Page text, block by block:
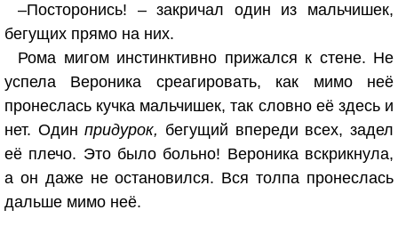
–Посторонись! – закричал один из мальчишек,
бегущих прямо на них.
Рома мигом инстинктивно прижался к стене. Не
успела Вероника среагировать, как мимо неё
пронеслась кучка мальчишек, так словно её здесь и
нет. Одинпридурок, бегущий впереди всех, задел
её плечо. Это было больно! Вероника вскрикнула,
а он даже не остановился. Вся толпа пронеслась
дальше мимо неё.